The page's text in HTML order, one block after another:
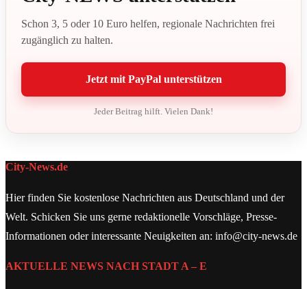
Schon 3, 5 oder 10 Euro helfen, regionale Nachrichten frei
zugänglich zu halten.
Jetzt mit PayPal unterstützen
Jeder Beitrag hilft. Vielen Dank!
City-News.de
Hier finden Sie kostenlose Nachrichten aus Deutschland und der
Welt. Schicken Sie uns gerne redaktionelle Vorschläge, Presse-
Informationen oder interessante Neuigkeiten an: info@city-news.de
AKTUELLE NEWS NACH STADT A – E